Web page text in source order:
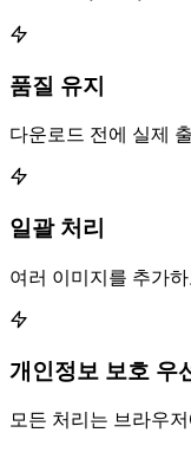
품질 유지
다운로드 전에 실제
일괄 처리
여러 이미지를 추가
개인정보 보호 우
모든 처리는 브라우